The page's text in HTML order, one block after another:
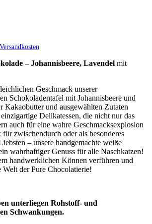
Versandkosten
– Johannisbeere, Lavendel mit
Geschmack unserer
Schokoladentafel mit Johannisbeere und
Kakaobutter und ausgewählten Zutaten
Delikatessen, die nicht nur das
auch für eine wahre Geschmacksexplosion
für zwischendurch oder als besonderes
– unsere handgemachte weiße
wahrhaftiger Genuss für alle Naschkatzen!
handwerklichen Können verführen und
Welt der Pure Chocolatierie!
unterliegen Rohstoff- und
Schwankungen.